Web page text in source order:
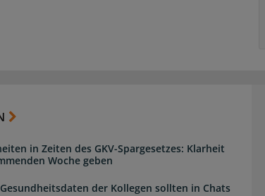
in Zeiten des GKV-Spargesetzes: Klarheit
Woche geben
der Kollegen sollten in Chats